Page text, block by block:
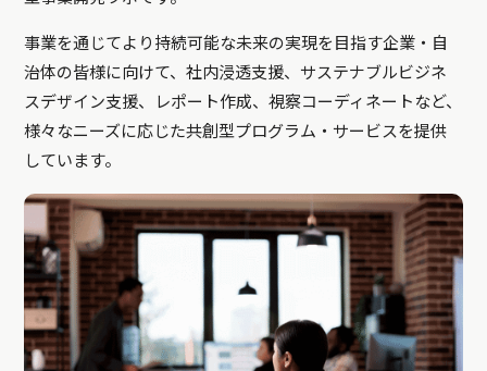
事業を通じてより持続可能な未来の実現を目指す企業・自
治体の皆様に向けて、社内浸透支援、サステナブルビジネ
スデザイン支援、レポート作成、視察コーディネートなど、
様々なニーズに応じた共創型プログラム・サービスを提供
しています。